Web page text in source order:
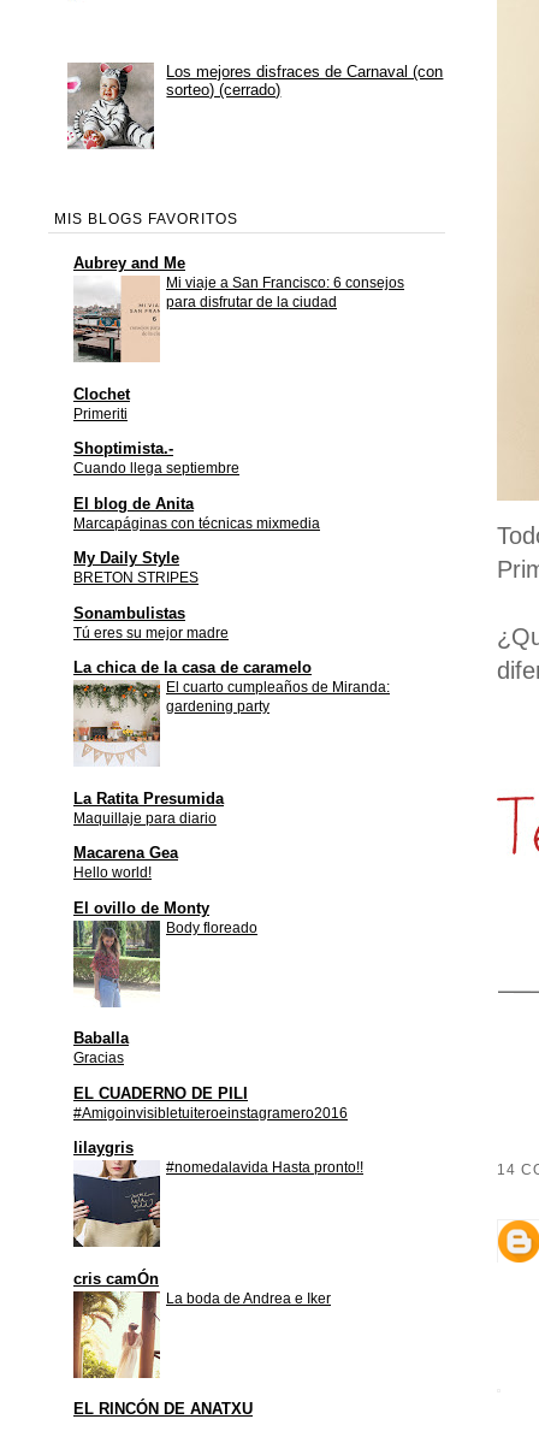
14
Los mejores disfraces de Carnaval (con
sorteo) (cerrado)
MIS BLOGS FAVORITOS
Aubrey and Me
Mi viaje a San Francisco: 6 consejos
para disfrutar de la ciudad
Clochet
Primeriti
Shoptimista.-
Cuando llega septiembre
El blog de Anita
Marcapáginas con técnicas mixmedia
My Daily Style
BRETON STRIPES
Sonambulistas
Tú eres su mejor madre
La chica de la casa de caramelo
El cuarto cumpleaños de Miranda:
gardening party
La Ratita Presumida
Maquillaje para diario
Macarena Gea
Hello world!
El ovillo de Monty
Body floreado
Baballa
Gracias
EL CUADERNO DE PILI
#Amigoinvisibletuiteroeinstagramero2016
lilaygris
#nomedalavida Hasta pronto!!
cris camÓn
La boda de Andrea e Iker
EL RINCÓN DE ANATXU